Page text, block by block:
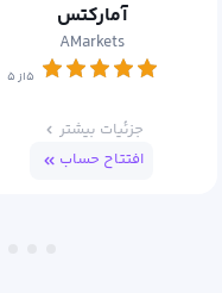
آمارکتس
AMarkets
۵از ۵
جزئیات بیشتر
افتتاح حساب